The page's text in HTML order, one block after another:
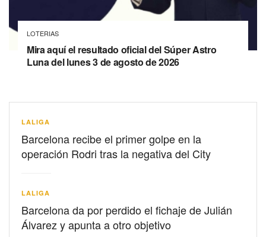
LOTERIAS
Mira aquí el resultado oficial del Súper Astro
Luna del lunes 3 de agosto de 2026
LALIGA
Barcelona recibe el primer golpe en la
operación Rodri tras la negativa del City
LALIGA
Barcelona da por perdido el fichaje de Julián
Álvarez y apunta a otro objetivo